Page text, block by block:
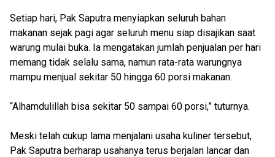
Setiap hari, Pak Saputra menyiapkan seluruh bahan
makanan sejak pagi agar seluruh menu siap disajikan saat
warung mulai buka. Ia mengatakan jumlah penjualan per hari
memang tidak selalu sama, namun rata-rata warungnya
mampu menjual sekitar 50 hingga 60 porsi makanan.
“Alhamdulillah bisa sekitar 50 sampai 60 porsi,” tuturnya.
Meski telah cukup lama menjalani usaha kuliner tersebut,
Pak Saputra berharap usahanya terus berjalan lancar dan